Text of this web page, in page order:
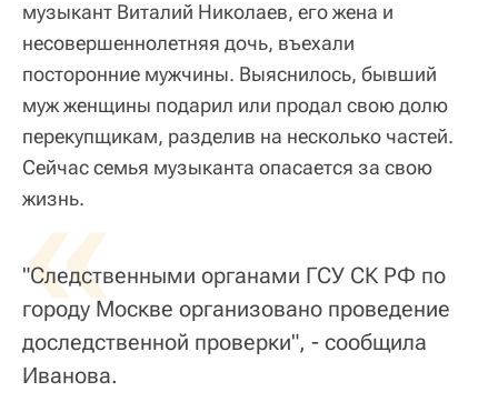
музыкант Виталий Николаев, его жена и
несовершеннолетняя дочь, въехали
посторонние мужчины. Выяснилось, бывший
муж женщины подарил или продал свою долю
перекупщикам, разделив на несколько частей.
Сейчас семья музыканта опасается за свою
жизнь.
«
"Следственными органами ГСУ СК РФ по
городу Москве организовано проведение
доследственной проверки", - сообщила
Иванова.